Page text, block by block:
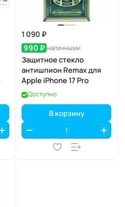
1 090 ₽
990 ₽ наличными
Защитное стекло
антишпион Remax для
Apple iPhone 17 Pro
Доступно
В корзину